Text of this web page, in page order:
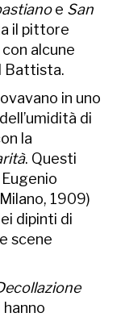
e San
il pittore
con alcune
Battista.
in uno
di
la
. Questi
1909)
dipinti di
scene